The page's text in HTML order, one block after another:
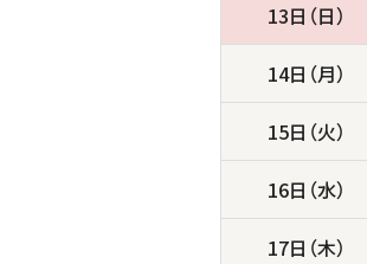
13日（日）
14日（月）
15日（火）
16日（水）
17日（木）